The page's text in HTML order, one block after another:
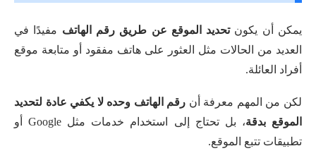
يمكن أن يكونتحديد الموقع عن طريق رقم الهاتف مفيدًا في
العديد من الحالات مثل العثور على هاتف مفقود أو متابعة موقع
أفراد العائلة.
لكن من المهم معرفة أن رقم الهاتف وحده لا يكفي عادة لتحديد
الموقع بدقة
، بل تحتاج إلى استخدام خدمات مثل Google أو
تطبيقات تتبع الموقع.